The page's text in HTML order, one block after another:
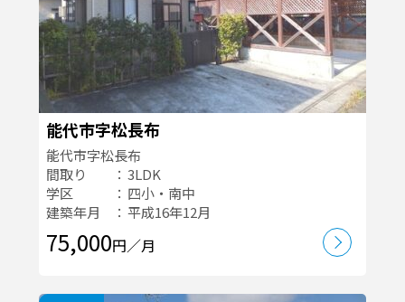
能代市字松長布
能代市字松長布
間取り
3LDK
学区
四小・南中
建築年月
平成16年12月
75,000円／月